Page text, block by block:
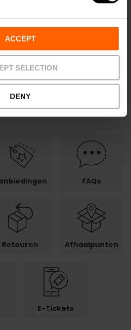
ACCEPT
SELECTION
DENY
FAQs
Retouren Afhaalpunten
E-Tickets